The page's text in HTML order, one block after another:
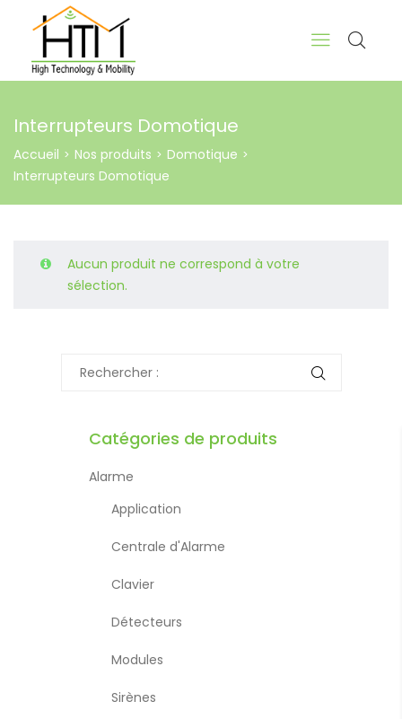
Interrupteurs Domotique
Accueil > Nos produits > Domotique >
Interrupteurs Domotique
Aucun produit ne correspond à votre
sélection.
Catégories de produits
Alarme
Application
Centrale d'Alarme
Clavier
Détecteurs
Modules
Sirènes